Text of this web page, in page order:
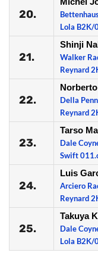
20.
Lola B2K/
21.
Shinji
Walker
Reynard
22.
Della
Reynard
23.
Tarso
Dale
Swift
24.
Luis
Arciero
Reynard
25.
Takuya
Dale
Lola B2K/